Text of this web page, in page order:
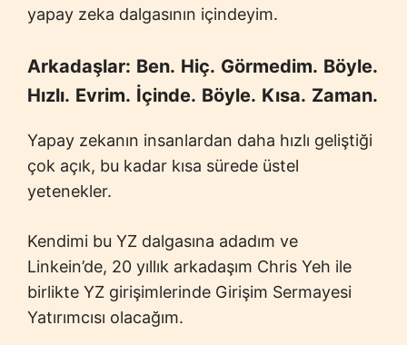
yapay zeka dalgasının içindeyim.
Arkadaşlar: Ben. Hiç. Görmedim. Böyle.
Hızlı. Evrim. İçinde. Böyle. Kısa. Zaman.
Yapay zekanın insanlardan daha hızlı geliştiği
çok açık, bu kadar kısa sürede üstel
yetenekler.
Kendimi bu YZ dalgasına adadım ve
Linkein’de, 20 yıllık arkadaşım Chris Yeh ile
birlikte YZ girişimlerinde Girişim Sermayesi
Yatırımcısı olacağım.